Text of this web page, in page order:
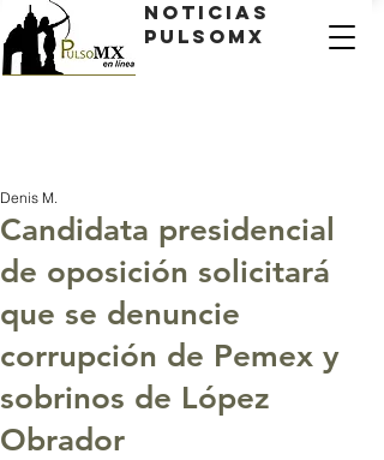
Noticias
PulsoMX
Candidata presidencial
de oposición solicitará
que se denuncie
corrupción de Pemex y
sobrinos de López
Obrador
Denis M.